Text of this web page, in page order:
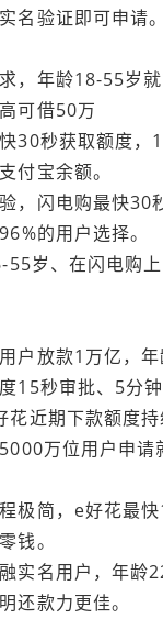
名验证即可申请。
，年龄18-55岁
可借50万
30秒获取额度，
付宝余额。
，闪电购最快30
的用户选择。
55岁、在闪电购
户放款1万亿，
15秒审批、5分
花近期下款额度
万位用户申请
极简，e好花最
钱。
实名用户，年龄
还款力更佳。